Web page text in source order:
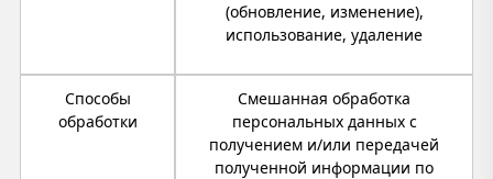
(обновление, изменение),
использование, удаление
Способы
обработки
Смешанная обработка
персональных данных с
получением и/или передачей
полученной информации по